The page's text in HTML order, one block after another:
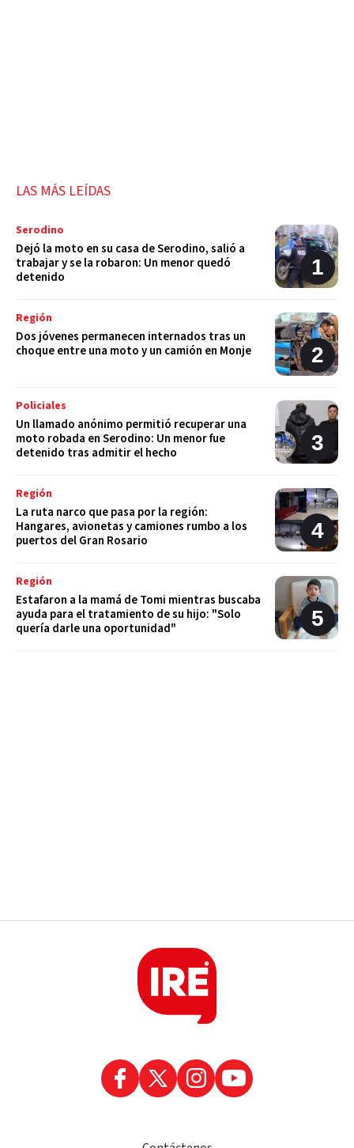
LAS MÁS LEÍDAS
Serodino
Dejó la moto en su casa de Serodino, salió a
trabajar y se la robaron: Un menor quedó
detenido
Región
Dos jóvenes permanecen internados tras un
choque entre una moto y un camión en Monje
Policiales
Un llamado anónimo permitió recuperar una
moto robada en Serodino: Un menor fue
detenido tras admitir el hecho
Región
La ruta narco que pasa por la región:
Hangares, avionetas y camiones rumbo a los
puertos del Gran Rosario
Región
Estafaron a la mamá de Tomi mientras buscaba
ayuda para el tratamiento de su hijo: "Solo
quería darle una oportunidad"